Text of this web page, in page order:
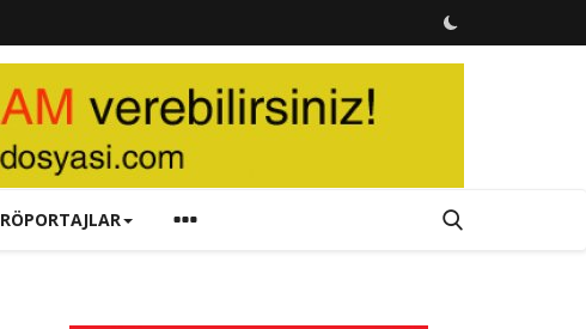
RÖPORTAJLAR